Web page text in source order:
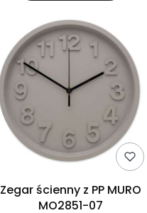
Zegar ścienny z PP MURO
MO2851-07